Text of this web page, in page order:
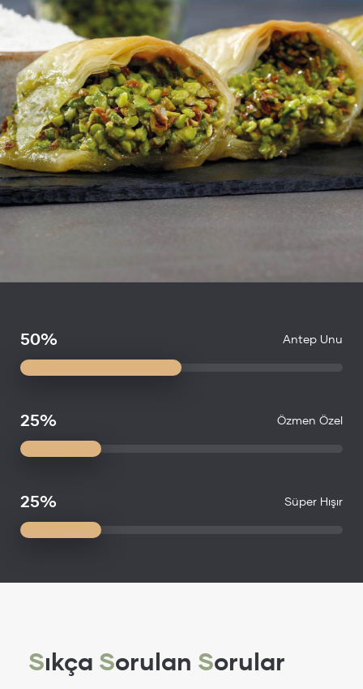
50% Antep Unu
25% Özmen Özel
25% Süper Hışır
Sıkça Sorulan Sorular